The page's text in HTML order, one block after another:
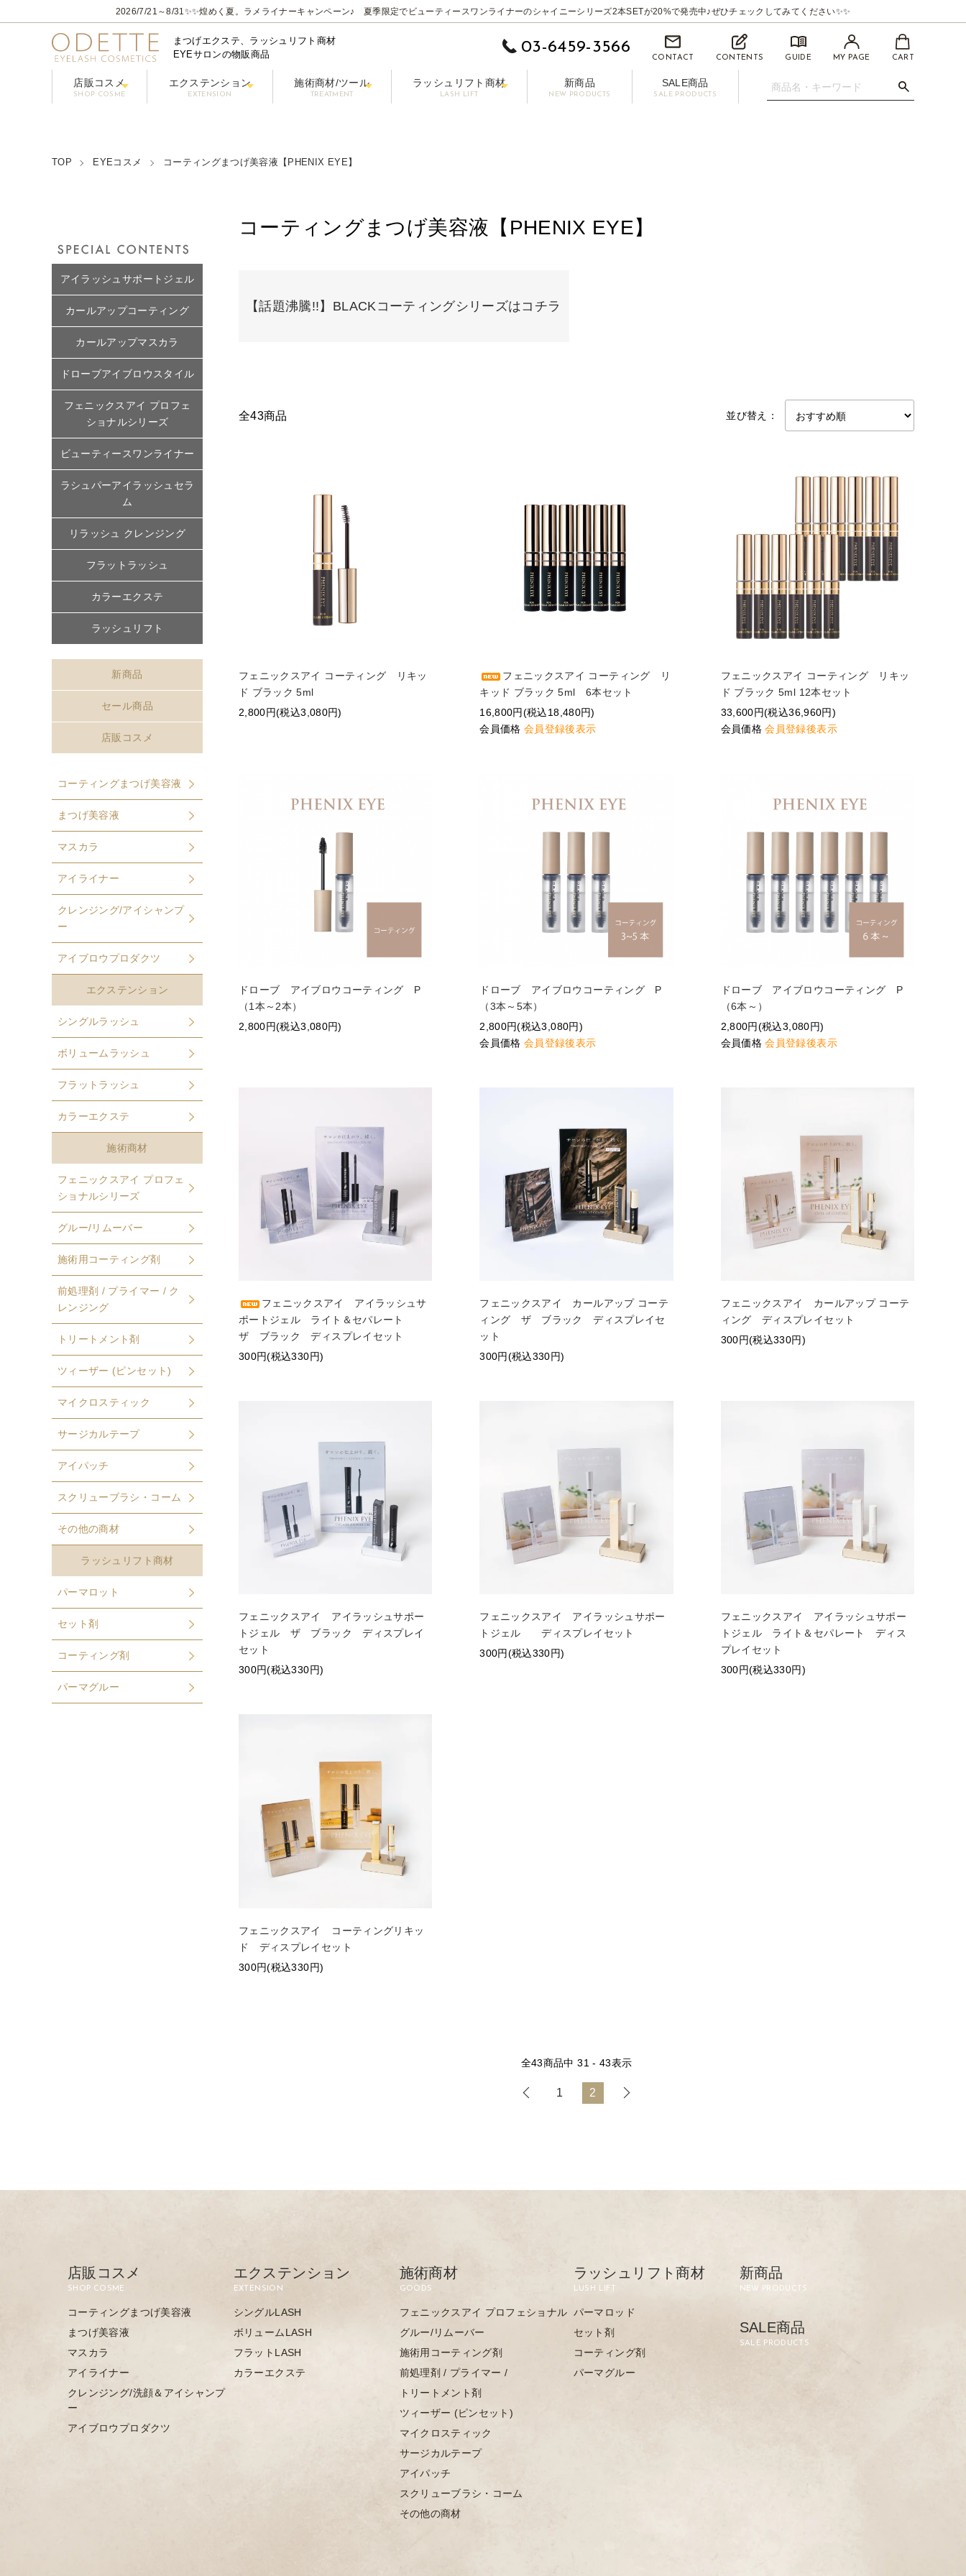
2026/7/21～8/31 ✨✨煌めく夏。ラメライナーキャンペーン♪ 夏季限定でビューティースワンライナーのシャイニーシリーズ2本SETが20%で発売中♪ぜひチェックしてみてください✨✨
まつげエクステ、ラッシュリフト商材
EYEサロンの物販商品
03-6459-3566
CONTACT CONTENTS GUIDE MY PAGE CART
店販コスメ
SHOP COSME
エクステンション
EXTENSION
施術商材/ツール
TREATMENT
ラッシュリフト商材
LASH LIFT
新商品
NEW PRODUCTS
SALE商品
SALE PRODUCTS
TOP EYEコスメ コーティングまつげ美容液【PHENIX EYE】
コーティングまつげ美容液【PHENIX EYE】
【話題沸騰!!】BLACKコーティングシリーズはコチラ
全43商品 並び替え：
フェニックスアイ コーティング リキッ
ド ブラック 5ml
2,800円(税込3,080円)
フェニックスアイ コーティング リ
キッド ブラック 5ml 6本セット
16,800円(税込18,480円)
会員価格 会員登録後表示
フェニックスアイ コーティング リキッ
ド ブラック 5ml 12本セット
33,600円(税込36,960円)
会員価格 会員登録後表示
ドローブ アイブロウコーティング P
（1本～2本）
2,800円(税込3,080円)
ドローブ アイブロウコーティング P
（3本～5本）
2,800円(税込3,080円)
会員価格 会員登録後表示
ドローブ アイブロウコーティング P
（6本～）
2,800円(税込3,080円)
会員価格 会員登録後表示
フェニックスアイ アイラッシュサ
ポートジェル ライト＆セパレート
ザ ブラック ディスプレイセット
300円(税込330円)
フェニックスアイ カールアップ コーテ
ィング ザ ブラック ディスプレイセ
ット
300円(税込330円)
フェニックスアイ カールアップ コーテ
ィング ディスプレイセット
300円(税込330円)
フェニックスアイ アイラッシュサポー
トジェル ザ ブラック ディスプレイ
セット
300円(税込330円)
フェニックスアイ アイラッシュサポー
トジェル ディスプレイセット
300円(税込330円)
フェニックスアイ アイラッシュサポー
トジェル ライト＆セパレート ディス
プレイセット
300円(税込330円)
フェニックスアイ コーティングリキッ
ド ディスプレイセット
300円(税込330円)
全43商品中31 - 43表示
1 2
アイラッシュサポートジェル
カールアップコーティング
カールアップマスカラ
ドローブアイブロウスタイル
フェニックスアイ プロフェ
ショナルシリーズ
ビューティースワンライナー
ラシュパーアイラッシュセラ
ム
リラッシュ クレンジング
フラットラッシュ
カラーエクステ
ラッシュリフト
新商品
セール商品
店販コスメ
コーティングまつげ美容液
まつげ美容液
マスカラ
アイライナー
クレンジング/アイシャンプ
ー
アイブロウプロダクツ
エクステンション
シングルラッシュ
ボリュームラッシュ
フラットラッシュ
カラーエクステ
施術商材
フェニックスアイ プロフェ
ショナルシリーズ
グルー/リムーバー
施術用コーティング剤
前処理剤 / プライマー / ク
レンジング
トリートメント剤
ツィーザー (ピンセット)
マイクロスティック
サージカルテープ
アイパッチ
スクリューブラシ・コーム
その他の商材
ラッシュリフト商材
パーマロット
セット剤
コーティング剤
パーマグルー
店販コスメ
SHOP COSME
コーティングまつげ美容液
まつげ美容液
マスカラ
アイライナー
クレンジング/洗顔＆アイシャンプ
ー
アイブロウプロダクツ
エクステンション
EXTENSION
シングルLASH
ボリュームLASH
フラットLASH
カラーエクステ
施術商材
GOODS
フェニックスアイ プロフェショナル
グルー/リムーバー
施術用コーティング剤
前処理剤 / プライマー /
トリートメント剤
ツィーザー (ピンセット)
マイクロスティック
サージカルテープ
アイパッチ
スクリューブラシ・コーム
その他の商材
ラッシュリフト商材
LUSH LIFT
パーマロッド
セット剤
コーティング剤
パーマグルー
新商品
NEW PRODUCTS
SALE商品
SALE PRODUCTS